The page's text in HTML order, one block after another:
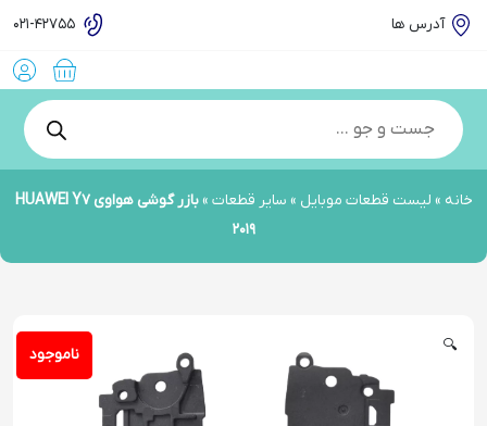
آدرس ها
Products
search
خانه » لیست قطعات موبایل » سایر قطعات »
بازر گوشی هواوی HUAWEI Y7
2019
ناموجود 🔍